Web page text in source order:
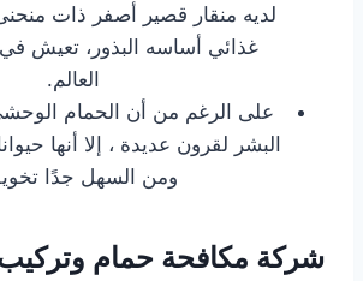
لديه منقار قصير أصفر ذات
غذائي أساسه البذور، تعيش
العالم.
على الرغم من أن الحمام
البشر لقرون عديدة ، إلا أنها
ومن السهل جدًا
شركة مكافحة حمام